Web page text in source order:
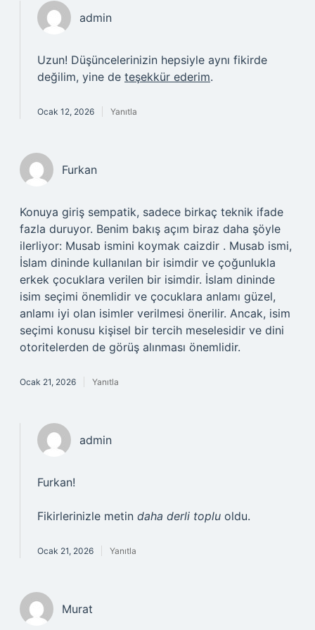
admin
Uzun! Düşüncelerinizin hepsiyle aynı fikirde
değilim, yine de teşekkür ederim.
Ocak 12, 2026 Yanıtla
Furkan
Konuya giriş sempatik, sadece birkaç teknik ifade
fazla duruyor. Benim bakış açım biraz daha şöyle
ilerliyor: Musab ismini koymak caizdir . Musab ismi,
İslam dininde kullanılan bir isimdir ve çoğunlukla
erkek çocuklara verilen bir isimdir. İslam dininde
isim seçimi önemlidir ve çocuklara anlamı güzel,
anlamı iyi olan isimler verilmesi önerilir. Ancak, isim
seçimi konusu kişisel bir tercih meselesidir ve dini
otoritelerden de görüş alınması önemlidir.
Ocak 21, 2026 Yanıtla
admin
Furkan!
Fikirlerinizle metin daha derli toplu oldu.
Ocak 21, 2026 Yanıtla
Murat